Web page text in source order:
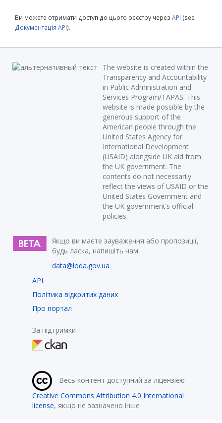
Ви можете отримати доступ до цього реєстру через API (see
Документація API).
The website is created within the
Transparency and Accountability
in Public Administration and
Services Program/TAPAS. This
website is made possible by the
generous support of the
American people through the
United States Agency for
International Development
(USAID) alongside UK aid from
the UK government. The
contents do not necessarily
reflect the views of USAID or the
United States Government and
the UK government’s official
policies.
Якщо ви маєте зауваження або пропозиції,
будь ласка, напишіть нам:
data@loda.gov.ua
API
Політика відкритих даних
Про портал
За підтримки
Весь контент доступний за ліцензією
Creative Commons Attribution 4.0 International
license, якщо не зазначено інше